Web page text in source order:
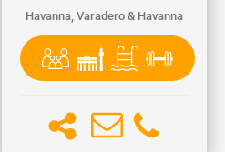
Havanna, Varadero & Havanna